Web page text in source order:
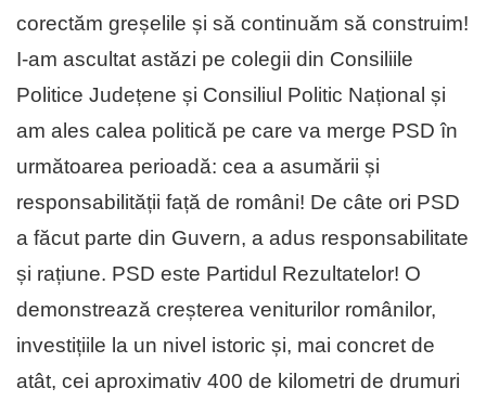
corectăm greșelile și să continuăm să construim!
I-am ascultat astăzi pe colegii din Consiliile
Politice Județene și Consiliul Politic Național și
am ales calea politică pe care va merge PSD în
următoarea perioadă: cea a asumării și
responsabilității față de români! De câte ori PSD
a făcut parte din Guvern, a adus responsabilitate
și rațiune. PSD este Partidul Rezultatelor! O
demonstrează creșterea veniturilor românilor,
investițiile la un nivel istoric și, mai concret de
atât, cei aproximativ 400 de kilometri de drumuri